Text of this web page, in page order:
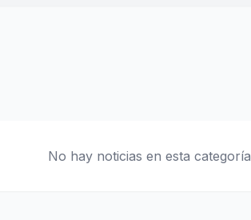
No hay noticias en esta